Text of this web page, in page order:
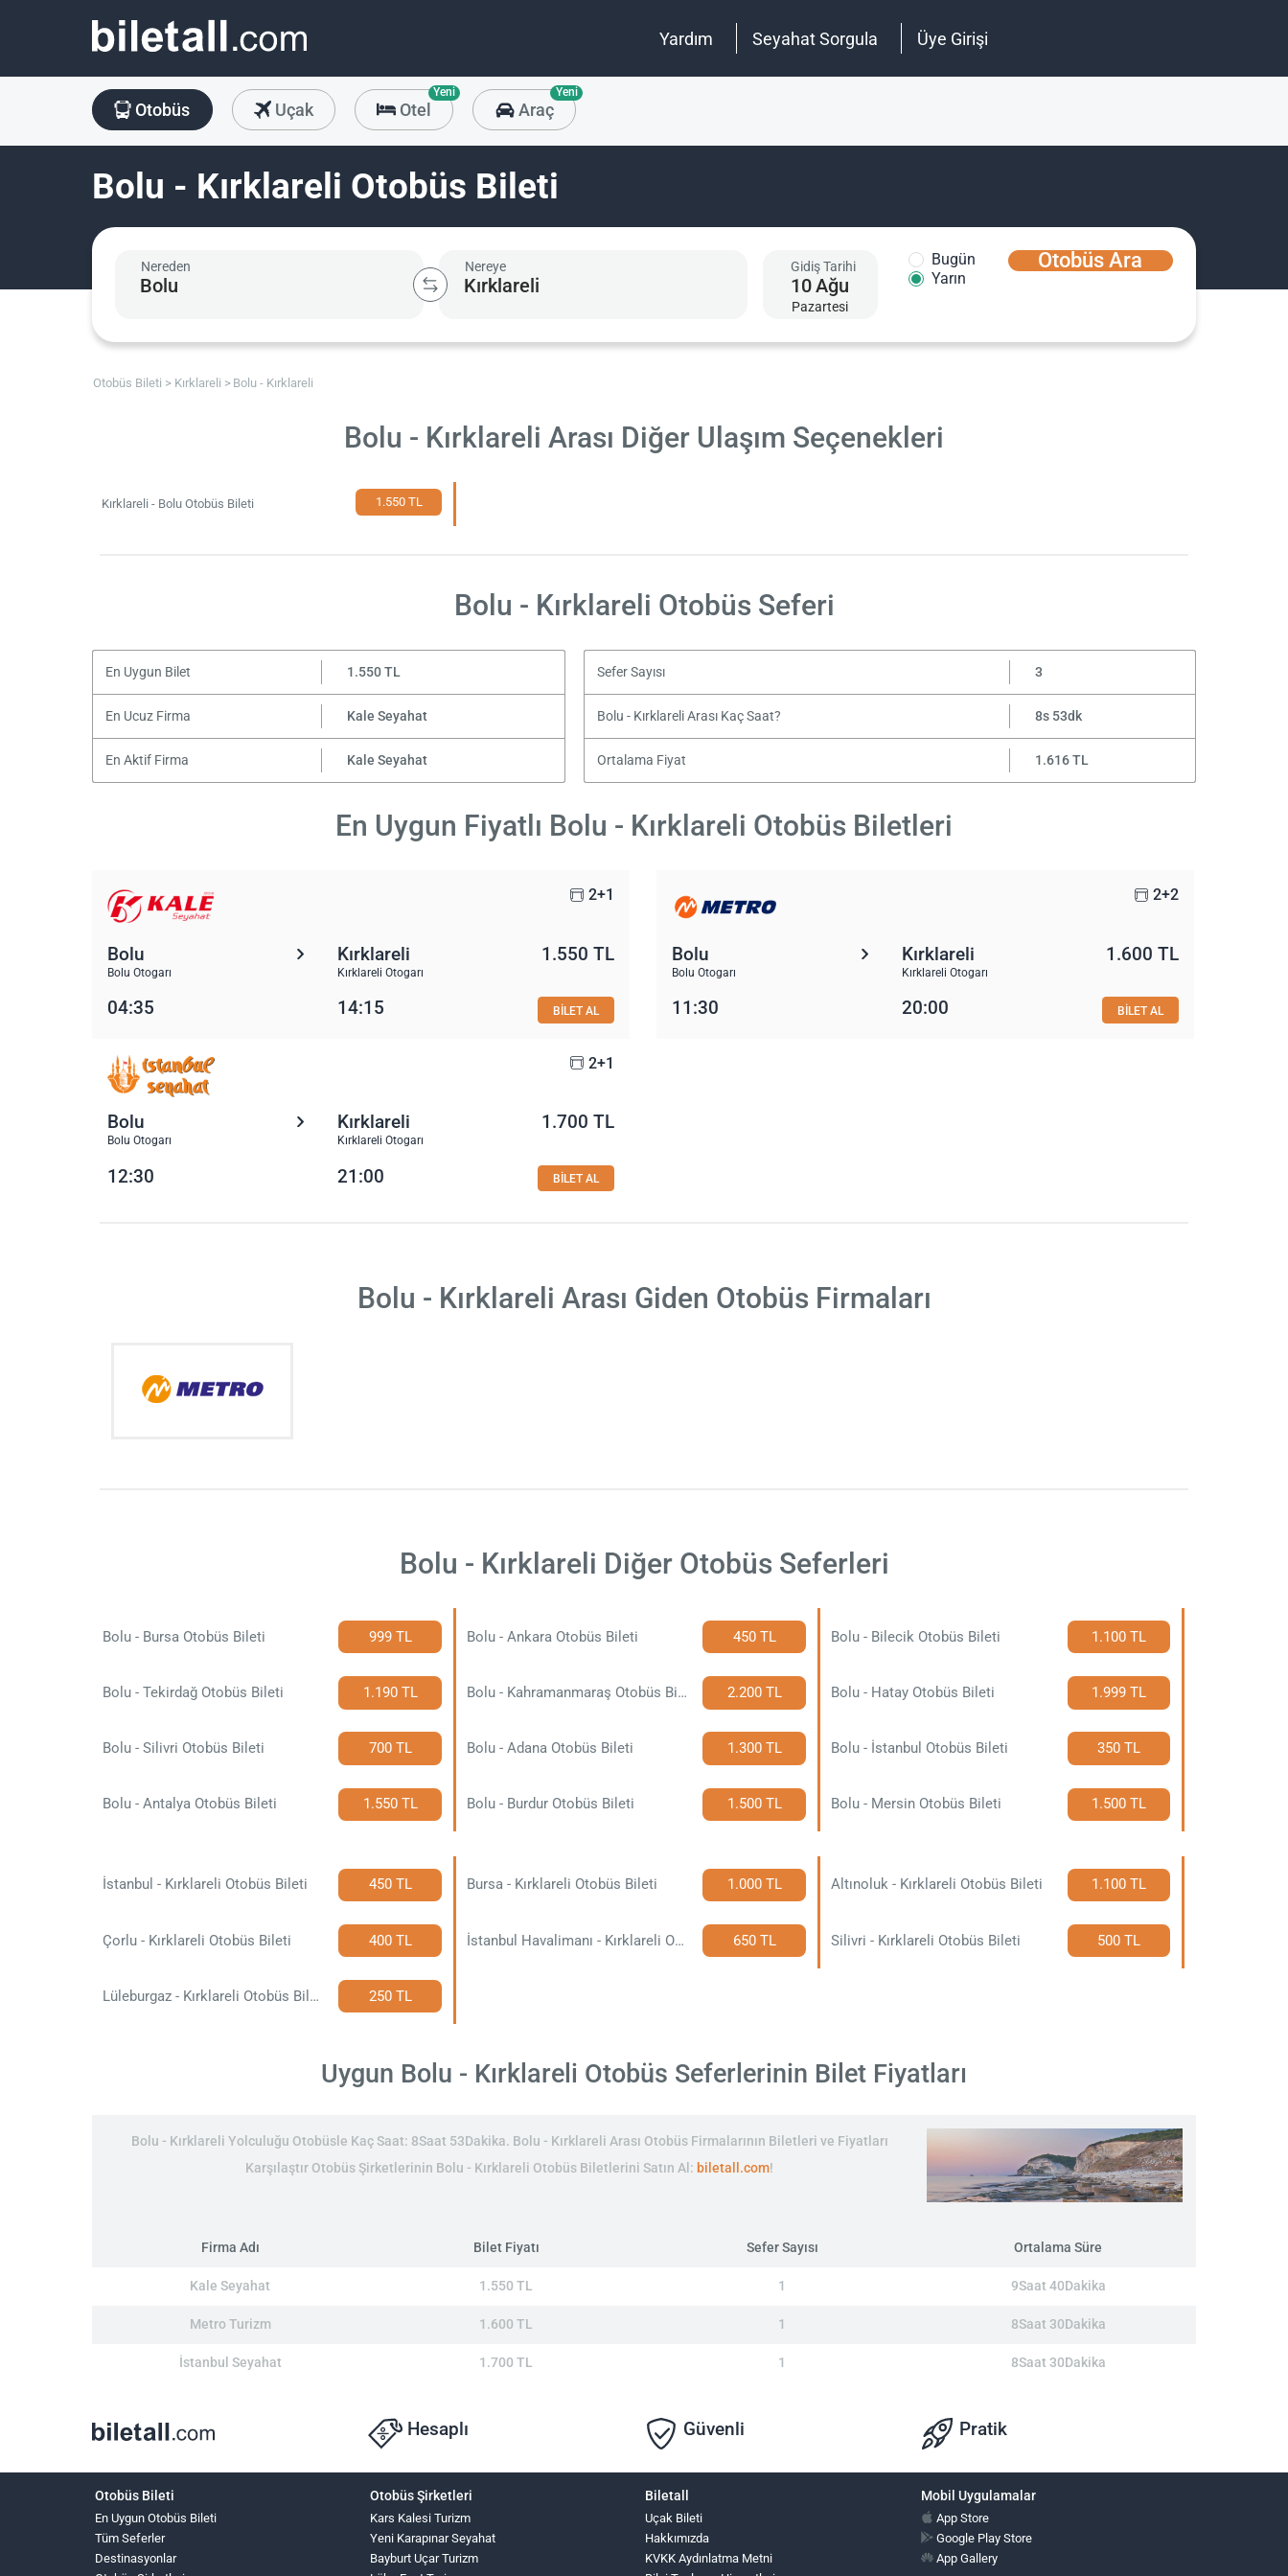
Yardım Seyahat Sorgula Üye Girişi
Otobüs Uçak Otel
Yeni
Araç
Yeni
Bolu - Kırklareli Otobüs Bileti
Nereden Nereye Gidiş Tarihi
10Ağu
Pazartesi
Bugün
Yarın
Otobüs Ara
Otobüs Bileti Kırklareli Bolu - Kırklareli
Bolu - Kırklareli Arası Diğer Ulaşım Seçenekleri
Kırklareli - Bolu Otobüs Bileti 1.550 TL
Bolu - Kırklareli Otobüs Seferi
En Uygun Bilet 1.550 TL Sefer Sayısı 3
En Ucuz Firma Kale Seyahat Bolu - Kırklareli Arası Kaç Saat? 8s 53dk
En Aktif Firma Kale Seyahat Ortalama Fiyat 1.616 TL
En Uygun Fiyatlı Bolu - Kırklareli Otobüs Biletleri
2+1
Bolu
Bolu Otogarı
Kırklareli
Kırklareli Otogarı
1.550 TL
04:35 14:15 BİLET AL
2+2
Bolu
Bolu Otogarı
Kırklareli
Kırklareli Otogarı
1.600 TL
11:30 20:00 BİLET AL
2+1
Bolu
Bolu Otogarı
Kırklareli
Kırklareli Otogarı
1.700 TL
12:30 21:00 BİLET AL
Bolu - Kırklareli Arası Giden Otobüs Firmaları
Bolu - Kırklareli Diğer Otobüs Seferleri
Bolu - Bursa Otobüs Bileti 999 TL Bolu - Ankara Otobüs Bileti 450 TL Bolu - Bilecik Otobüs Bileti 1.100 TL
Bolu - Tekirdağ Otobüs Bileti 1.190 TL Bolu - Kahramanmaraş Otobüs Bileti 2.200 TL Bolu - Hatay Otobüs Bileti 1.999 TL
Bolu - Silivri Otobüs Bileti 700 TL Bolu - Adana Otobüs Bileti 1.300 TL Bolu - İstanbul Otobüs Bileti 350 TL
Bolu - Antalya Otobüs Bileti 1.550 TL Bolu - Burdur Otobüs Bileti 1.500 TL Bolu - Mersin Otobüs Bileti 1.500 TL
İstanbul - Kırklareli Otobüs Bileti 450 TL Bursa - Kırklareli Otobüs Bileti 1.000 TL Altınoluk - Kırklareli Otobüs Bileti 1.100 TL
Çorlu - Kırklareli Otobüs Bileti 400 TL İstanbul Havalimanı - Kırklareli Otobüs Bileti 650 TL Silivri - Kırklareli Otobüs Bileti 500 TL
Lüleburgaz - Kırklareli Otobüs Bileti 250 TL
Uygun Bolu - Kırklareli Otobüs Seferlerinin Bilet Fiyatları
Bolu - Kırklareli Yolculuğu Otobüsle Kaç Saat: 8Saat 53Dakika. Bolu - Kırklareli Arası Otobüs Firmalarının Biletleri ve Fiyatları
Karşılaştır Otobüs Şirketlerinin Bolu - Kırklareli Otobüs Biletlerini Satın Al: biletall.com!
Firma Adı Bilet Fiyatı Sefer Sayısı Ortalama Süre
Kale Seyahat 1.550 TL 1 9Saat 40Dakika
Metro Turizm 1.600 TL 1 8Saat 30Dakika
İstanbul Seyahat 1.700 TL 1 8Saat 30Dakika
Hesaplı Güvenli Pratik
Otobüs Bileti
En Uygun Otobüs Bileti
Tüm Seferler
Destinasyonlar
Otobüs Şirketleri
Kars Kalesi Turizm
Yeni Karapınar Seyahat
Bayburt Uçar Turizm
Biletall
Uçak Bileti
Hakkımızda
KVKK Aydınlatma Metni
Mobil Uygulamalar
App Store
Google Play Store
App Gallery